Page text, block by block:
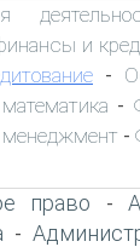
и
-
-
-
право -
-